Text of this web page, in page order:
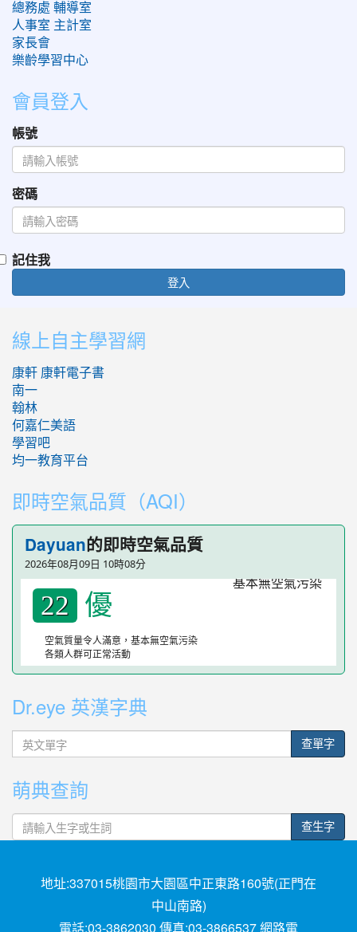
總務處 輔導室
人事室 主計室
家長會
樂齡學習中心
會員登入
帳號
密碼
記住我
登入
:::
線上自主學習網
康軒 康軒電子書
南一
翰林
何嘉仁美語
學習吧
均一教育平台
即時空氣品質（AQI）
Dayuan的即時空氣品質
2026年08月09日 10時08分
22 優
空氣質量令人滿意，基本無空氣污染
各類人群可正常活動
Dr.eye 英漢字典
英
文
字
查單字
萌典查詢
查生字
地址:337015桃園市大園區中正東路160號(正門在
中山南路)
電話:03-3862030 傳真:03-3866537 網路電